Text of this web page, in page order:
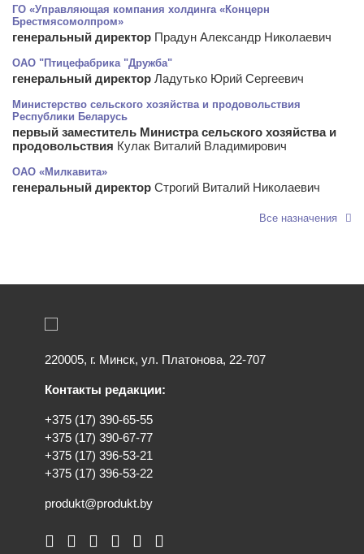
ГО «Управляющая компания холдинга «Концерн
Брестмясомолпром»
генеральный директор Прадун Александр Николаевич
ОАО "Птицефабрика "Дружба"
генеральный директор Ладутько Юрий Сергеевич
Министерство сельского хозяйства и продовольствия
Республики Беларусь
первый заместитель Министра сельского хозяйства и
продовольствия Кулак Виталий Владимирович
ОАО «Милкавита»
генеральный директор Строгий Виталий Николаевич
Все назначения
220005, г. Минск, ул. Платонова, 22-707
Контакты редакции:
+375 (17) 390-65-55
+375 (17) 390-67-77
+375 (17) 396-53-21
+375 (17) 396-53-22
produkt@produkt.by